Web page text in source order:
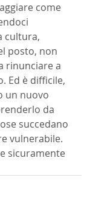
come
cultura,
posto, non
rinunciare a
Ed è difficile,
un nuovo
da
succedano
vulnerabile.
sicuramente